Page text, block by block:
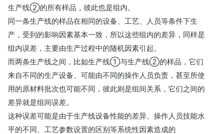
生产线②的所有样品，彼此也是组内。
同一条生产线的样品在相同的设备、工艺、人员等条件下生
产，受到的影响因素基本一致，所以这些组内的差异，同样是
组内误差，主要由生产过程中的随机因素引起。
而两条生产线之间，比如生产线①与生产线②的样品，它们
来自不同的生产设备、可能由不同的操作人员负责，甚至所使
用的原材料批次也可能不同，彼此则是组间关系，它们之间的
差异就是组间误差。
这种误差可能是由于生产线设备性能的差异、操作人员技能水
平的不同、工艺参数设置的区别等系统性因素造成的